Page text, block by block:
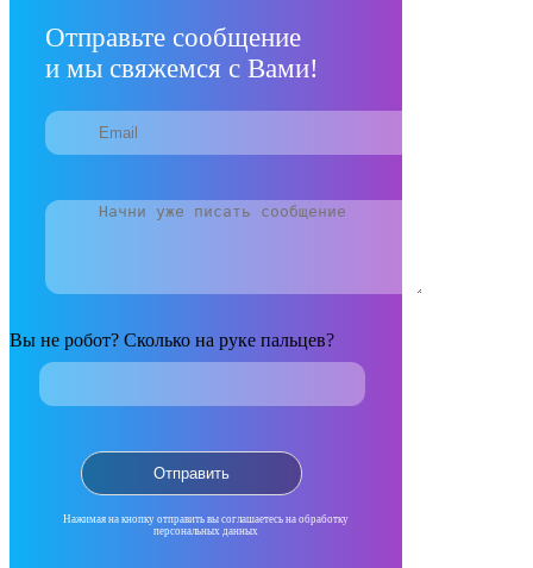
Отправьте сообщение
и мы свяжемся с Вами!
Вы не робот? Сколько на руке пальцев?
Нажимая на кнопку отправить вы соглашаетесь на обработку
персональных данных